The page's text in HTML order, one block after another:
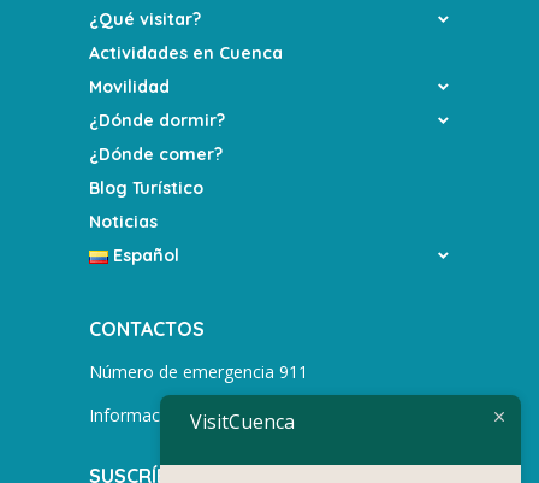
¿Qué visitar?
Actividades en Cuenca
Movilidad
¿Dónde dormir?
¿Dónde comer?
Blog Turístico
Noticias
Español
CONTACTOS
Número de emergencia 911
Información turística +593 991752155
SUSCRÍBETE PARA MÁS NOTICIAS.
VisitCuenca